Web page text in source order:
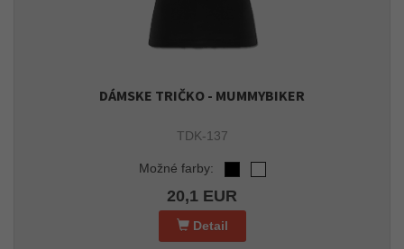
DÁMSKE TRIČKO - MUMMYBIKER
TDK-137
Možné farby:
20,1 EUR
Detail